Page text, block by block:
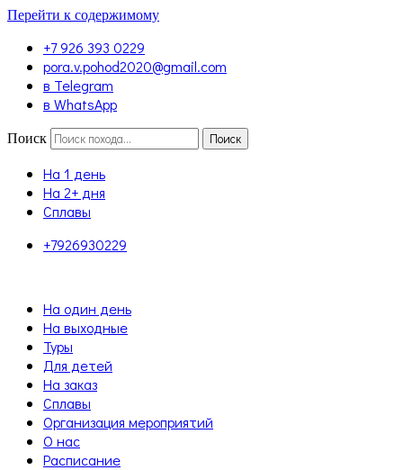
Перейти к содержимому
+7 926 393 0229
pora.v.pohod2020@gmail.com
в Telegram
в WhatsApp
Поиск Поиск
На 1 день
На 2+ дня
Сплавы
+7926930229
На один день
На выходные
Туры
Для детей
На заказ
Сплавы
Организация мероприятий
О нас
Расписание